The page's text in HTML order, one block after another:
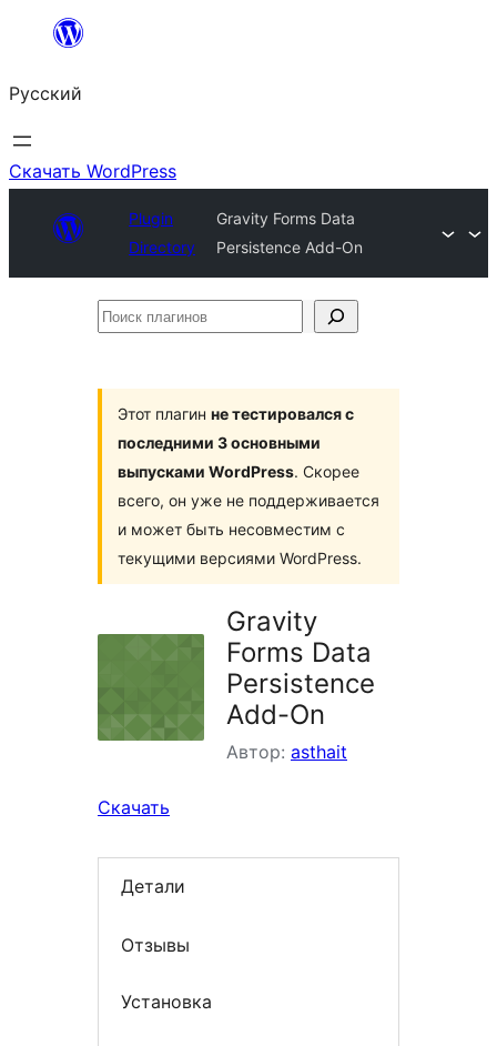
Перейти
содержимому
Русский
Скачать WordPress
Plugin
Directory
Gravity Forms Data
Persistence Add-On
Поиск
Этот плагин не тестировался с
последними 3 основными
выпусками WordPress. Скорее
всего, он уже не поддерживается
и может быть несовместим с
текущими версиями WordPress.
Gravity
Forms Data
Persistence
Add-On
Автор: asthait
Скачать
Детали
Отзывы
Установка